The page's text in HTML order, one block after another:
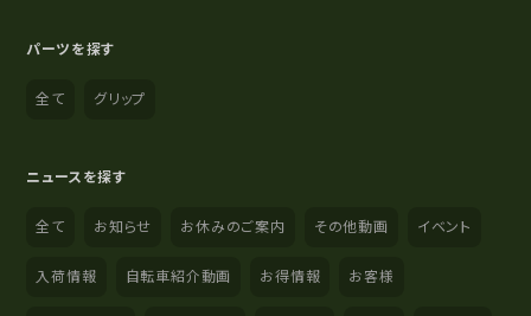
パーツを探す
全て グリップ
ニュースを探す
全て お知らせ お休みのご案内 その他動画 イベント
入荷情報 自転車紹介動画 お得情報 お客様